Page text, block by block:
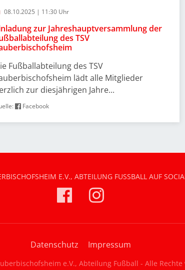
08.10.2025 | 11:30 Uhr
zur Jahreshauptversammlung der
des TSV
Fußballabteilung des TSV
lädt alle Mitglieder
zur diesjährigen Jahre...
Facebook
E.V., ABTEILUNG FUSSBALL AUF
Datenschutz Impressum
e.V., Abteilung Fußball - Alle